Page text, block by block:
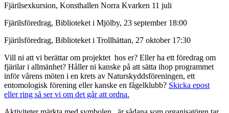
Fjärilsexkursion, Konsthallen Norra Kvarken 11 juli
Fjärilsföredrag, Biblioteket i Mjölby, 23 september 18:00
Fjärilsföredrag, Biblioteket i Trollhättan, 27 oktober 17:30
Vill ni att vi berättar om projektet hos er? Eller ha ett föredrag om
fjärilar i allmänhet? Håller ni kanske på att sätta ihop programmet
inför vårens möten i en krets av Naturskyddsföreningen, ett
entomologisk förening eller kanske en fågelklubb? Skicka epost
eller ring så ser vi om det går att ordna.